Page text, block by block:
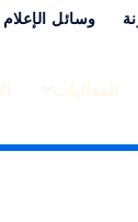
وسائل الإعلام